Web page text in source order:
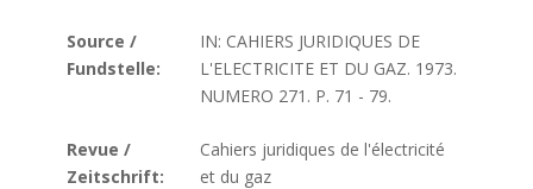
Source /
Fundstelle:
IN: CAHIERS JURIDIQUES DE
L'ELECTRICITE ET DU GAZ. 1973.
NUMERO 271. P. 71 - 79.
Revue /
Zeitschrift:
Cahiers juridiques de l'électricité
et du gaz